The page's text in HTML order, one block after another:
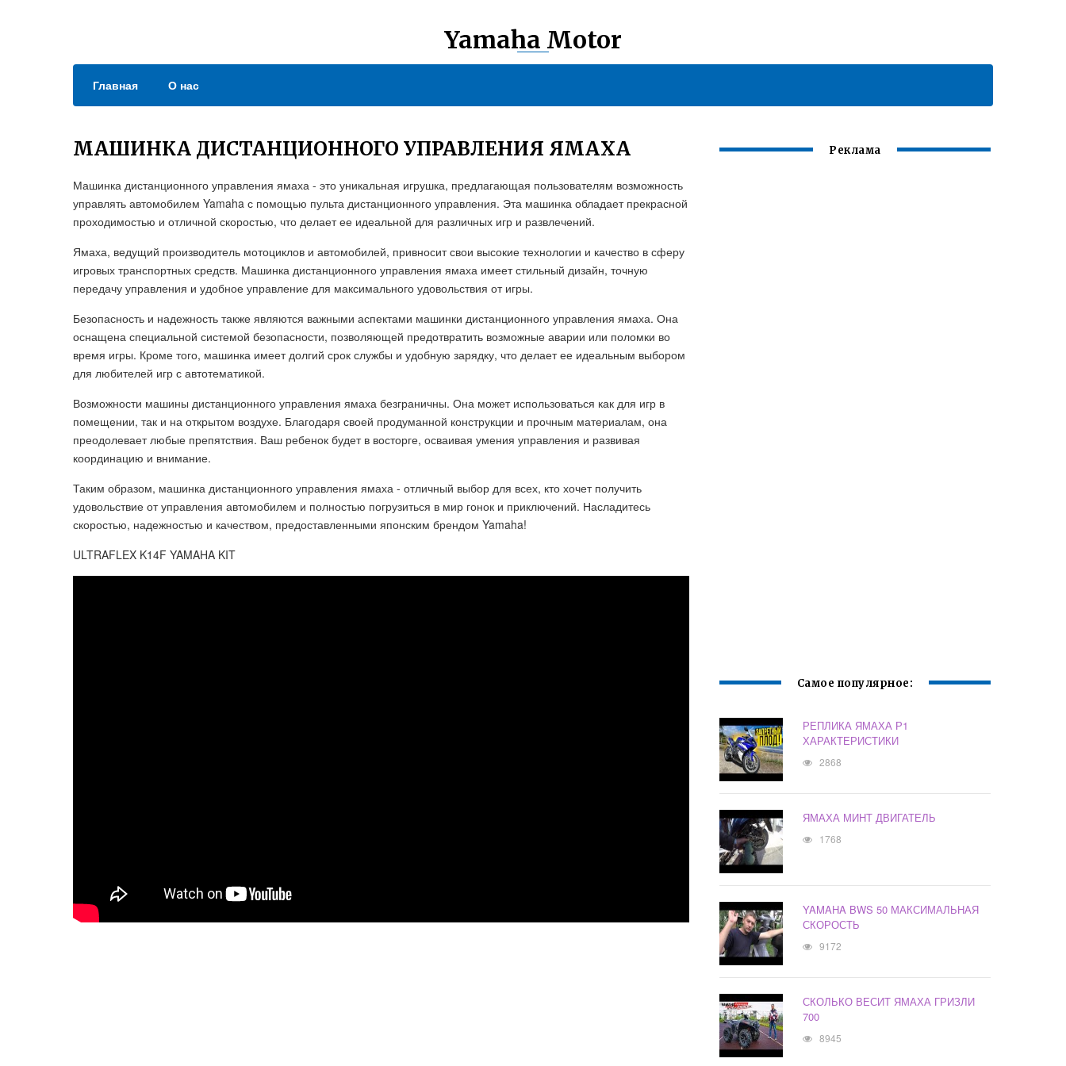
Yamaha Motor
Главная О нас
МАШИНКА ДИСТАНЦИОННОГО УПРАВЛЕНИЯ ЯМАХА
Машинка дистанционного управления ямаха - это уникальная игрушка, предлагающая пользователям возможность
управлять автомобилем Yamaha с помощью пульта дистанционного управления. Эта машинка обладает прекрасной
проходимостью и отличной скоростью, что делает ее идеальной для различных игр и развлечений.
Ямаха, ведущий производитель мотоциклов и автомобилей, привносит свои высокие технологии и качество в сферу
игровых транспортных средств. Машинка дистанционного управления ямаха имеет стильный дизайн, точную
передачу управления и удобное управление для максимального удовольствия от игры.
Безопасность и надежность также являются важными аспектами машинки дистанционного управления ямаха. Она
оснащена специальной системой безопасности, позволяющей предотвратить возможные аварии или поломки во
время игры. Кроме того, машинка имеет долгий срок службы и удобную зарядку, что делает ее идеальным выбором
для любителей игр с автотематикой.
Возможности машины дистанционного управления ямаха безграничны. Она может использоваться как для игр в
помещении, так и на открытом воздухе. Благодаря своей продуманной конструкции и прочным материалам, она
преодолевает любые препятствия. Ваш ребенок будет в восторге, осваивая умения управления и развивая
координацию и внимание.
Таким образом, машинка дистанционного управления ямаха - отличный выбор для всех, кто хочет получить
удовольствие от управления автомобилем и полностью погрузиться в мир гонок и приключений. Насладитесь
скоростью, надежностью и качеством, предоставленными японским брендом Yamaha!
ULTRAFLEX K14F YAMAHA KIT
Реклама
Самое популярное:
РЕПЛИКА ЯМАХА Р1
ХАРАКТЕРИСТИКИ
2868
ЯМАХА МИНТ ДВИГАТЕЛЬ
1768
YAMAHA BWS 50 МАКСИМАЛЬНАЯ
СКОРОСТЬ
9172
СКОЛЬКО ВЕСИТ ЯМАХА ГРИЗЛИ
700
8945